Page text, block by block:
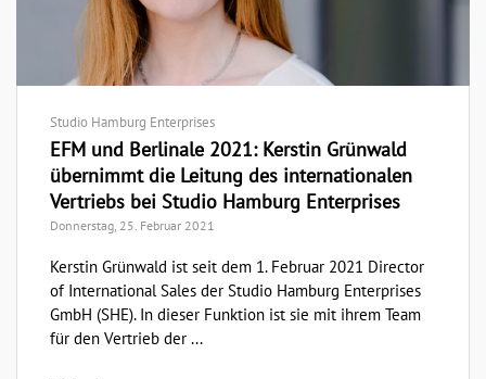
Studio Hamburg Enterprises
EFM und Berlinale 2021: Kerstin Grünwald
übernimmt die Leitung des internationalen
Vertriebs bei Studio Hamburg Enterprises
Donnerstag, 25. Februar 2021
Kerstin Grünwald ist seit dem 1. Februar 2021 Director
of International Sales der Studio Hamburg Enterprises
GmbH (SHE). In dieser Funktion ist sie mit ihrem Team
für den Vertrieb der ...